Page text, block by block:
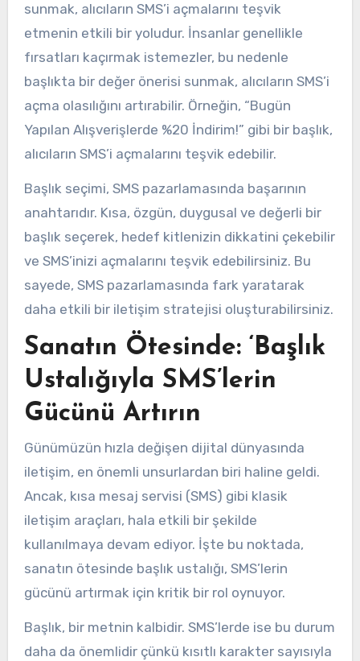
sunmak, alıcıların SMS’i açmalarını teşvik
etmenin etkili bir yoludur. İnsanlar genellikle
fırsatları kaçırmak istemezler, bu nedenle
başlıkta bir değer önerisi sunmak, alıcıların SMS’i
açma olasılığını artırabilir. Örneğin, “Bugün
Yapılan Alışverişlerde %20 İndirim!” gibi bir başlık,
alıcıların SMS’i açmalarını teşvik edebilir.
Başlık seçimi, SMS pazarlamasında başarının
anahtarıdır. Kısa, özgün, duygusal ve değerli bir
başlık seçerek, hedef kitlenizin dikkatini çekebilir
ve SMS’inizi açmalarını teşvik edebilirsiniz. Bu
sayede, SMS pazarlamasında fark yaratarak
daha etkili bir iletişim stratejisi oluşturabilirsiniz.
Sanatın Ötesinde: ‘Başlık
Ustalığıyla SMS’lerin
Gücünü Artırın
Günümüzün hızla değişen dijital dünyasında
iletişim, en önemli unsurlardan biri haline geldi.
Ancak, kısa mesaj servisi (SMS) gibi klasik
iletişim araçları, hala etkili bir şekilde
kullanılmaya devam ediyor. İşte bu noktada,
sanatın ötesinde başlık ustalığı, SMS’lerin
gücünü artırmak için kritik bir rol oynuyor.
Başlık, bir metnin kalbidir. SMS’lerde ise bu durum
daha da önemlidir çünkü kısıtlı karakter sayısıyla